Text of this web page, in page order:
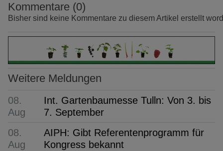
Kommentare (0)
Bisher sind keine Kommentare zu diesem Artikel erstellt
Weitere Meldungen
08.
Aug
Int. Gartenbaumesse Tulln: Von 3. bis
7. September
08.
Aug
AIPH: Gibt Referentenprogramm für
Kongress bekannt